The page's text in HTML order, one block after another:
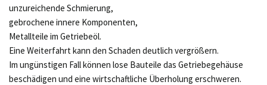
unzureichende Schmierung,
gebrochene innere Komponenten,
Metallteile im Getriebeöl.
Eine Weiterfahrt kann den Schaden deutlich vergrößern.
Im ungünstigen Fall können lose Bauteile das Getriebegehäuse
beschädigen und eine wirtschaftliche Überholung erschweren.